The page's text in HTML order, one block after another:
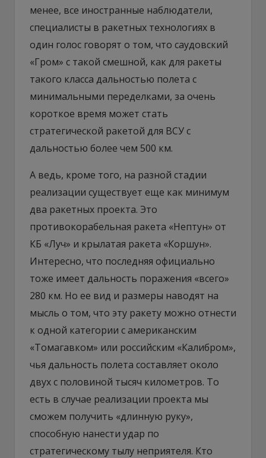
менее, все иностранные наблюдатели,
специалисты в ракетных технологиях в
один голос говорят о том, что саудовский
«Гром» с такой смешной, как для ракеты
такого класса дальностью полета с
минимальными переделками, за очень
короткое время может стать
стратегической ракетой для ВСУ с
дальностью более чем 500 км.
А ведь, кроме того, на разной стадии
реализации существует еще как минимум
два ракетных проекта. Это
противокорабельная ракета «Нептун» от
КБ «Луч» и крылатая ракета «Коршун».
Интересно, что последняя официально
тоже имеет дальность поражения «всего»
280 км. Но ее вид и размеры наводят на
мысль о том, что эту ракету можно отнести
к одной категории с американским
«Томагавком» или российским «Калибром»,
чья дальность полета составляет около
двух с половиной тысяч километров. То
есть в случае реализации проекта мы
сможем получить «длинную руку»,
способную нанести удар по
стратегическому тылу неприятеля. Кто